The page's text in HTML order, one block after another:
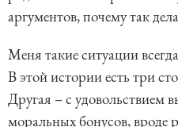
аргументов, почему так
Меня такие ситуации
В этой истории есть три
Другая – с удовольствием
моральных бонусов, вроде